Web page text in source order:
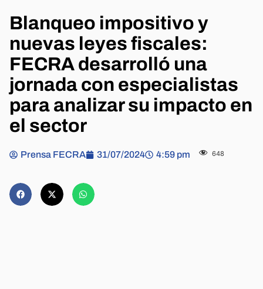
Blanqueo impositivo y
nuevas leyes fiscales:
FECRA desarrolló una
jornada con especialistas
para analizar su impacto en
el sector
Prensa FECRA 31/07/2024 4:59 pm 648